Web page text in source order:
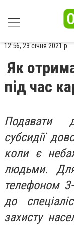
12:56, 23 січня 2021 р.
Як
під час
Подавати
субсидії
коли є
людьми.
телефоном
до
захисту